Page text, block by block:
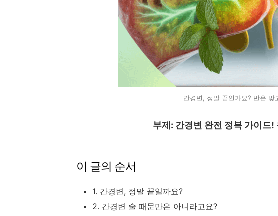
간경변, 정말 끝인가요? 반은 맞
부제: 간경변 완전 정복 가이드!
이 글의 순서
1. 간경변, 정말 끝일까요?
2. 간경변 술 때문만은 아니라고요?